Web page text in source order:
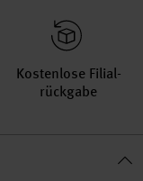
Kosten­lose Filial­
rückgabe